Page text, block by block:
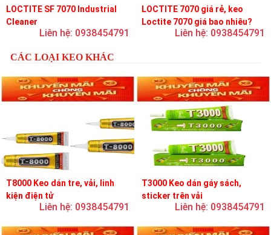
LOCTITE SF 7070 Industrial
Cleaner
Liên hệ: 0938454791
LOCTITE 7070 giá rẻ, keo
Loctite 7070 giá bao nhiêu?
Liên hệ: 0938454791
CÁC LOẠI KEO KHÁC
T8000 Keo dán tre, vải, linh
kiện điện tử
Liên hệ: 0938454791
T3000 Keo dán gáy sách,
sticker trên vải
Liên hệ: 0938454791